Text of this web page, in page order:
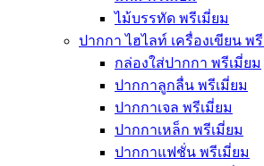
ไม้บรรทัด พรีเมี่ยม
ปากกา ไฮไลท์ เครื่องเขียน พ
กล่องใส่ปากกา พรีเมี่ยม
ปากกาลูกลื่น พรีเมี่ยม
ปากกาเจล พรีเมี่ยม
ปากกาเหล็ก พรีเมี่ยม
ปากกาแฟชั่น พรีเมี่ยม